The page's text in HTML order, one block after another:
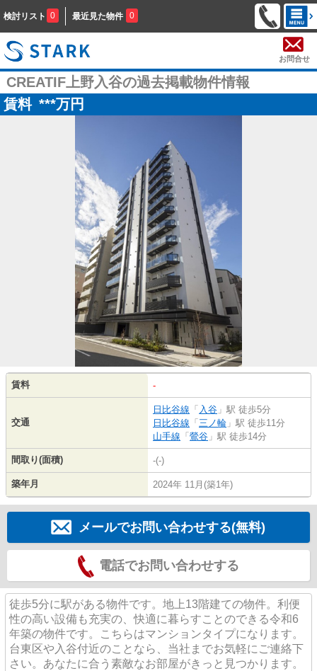
検討リスト 0 最近見た物件 0
お問合せ
CREATIF上野入谷の過去掲載物件情報
賃料 ***万円
賃料 -
交通
日比谷線 「 入谷 」駅 徒歩5分
日比谷線 「 三ノ輪 」駅 徒歩11分
山手線 「 鶯谷 」駅 徒歩14分
間取り(面積) -(-)
築年月 2024年 11月(築1年)
メールでお問い合わせする(無料)
電話でお問い合わせする
徒歩5分に駅がある物件です。地上13階建ての物件。利便
性の高い設備も充実の、快適に暮らすことのできる令和6
年築の物件です。こちらはマンションタイプになります。
台東区や入谷付近のことなら、当社までお気軽にご連絡下
さい。あなたに合う素敵なお部屋がきっと見つかります。